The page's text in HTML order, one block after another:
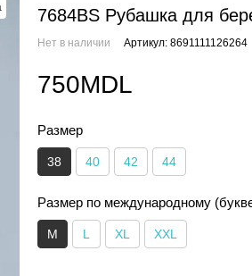
7684BS Рубашка для
Нет в наличии Артикул: 8691111126264
750MDL
Размер
38 40 42 44
Размер по международному
M L XL XXL